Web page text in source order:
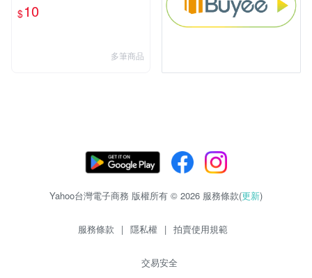
$10
多筆商品
Yahoo台灣電子商務 版權所有 © 2026 服務條款(更新)
服務條款 | 隱私權 | 拍賣使用規範
交易安全